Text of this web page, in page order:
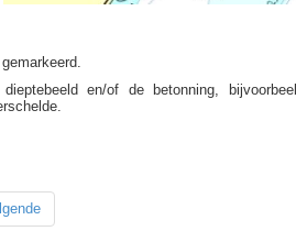
en/of de betonning,